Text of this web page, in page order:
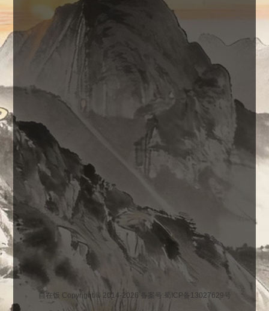
自在饭 Copyright © 2014-2026 备案号:蜀ICP备13027629号